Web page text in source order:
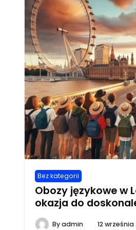
Bez kategorii
Obozy językowe w
okazja do
Byadmin 12 września